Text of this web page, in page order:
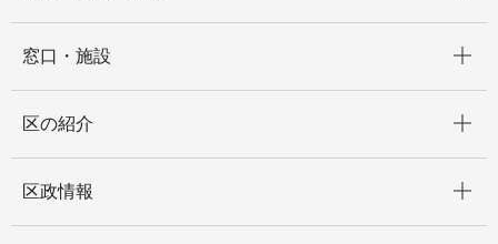
窓口・施設
区の紹介
区政情報